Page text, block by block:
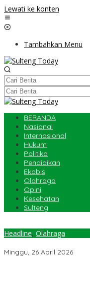
Lewati ke konten
Tambahkan Menu
BERANDA
Nasional
Internasional
Hukum
Politika
Pendidikan
Ekobis
Olahraga
Opini
Kesehatan
Sulteng
Headline, Olahraga
Minggu, 26 April 2026